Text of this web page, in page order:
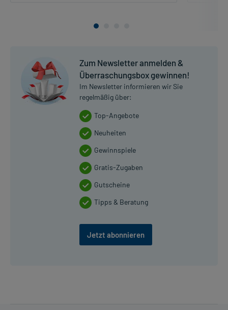
Zum Newsletter anmelden &
Überraschungsbox gewinnen!
Im Newsletter informieren wir Sie
regelmäßig über:
Top-Angebote
Neuheiten
Gewinnspiele
Gratis-Zugaben
Gutscheine
Tipps & Beratung
Jetzt abonnieren